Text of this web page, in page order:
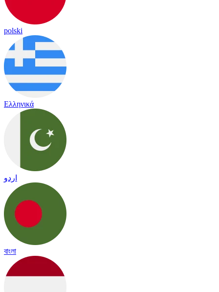
polski
Ελληνικά
اردو
বাংলা